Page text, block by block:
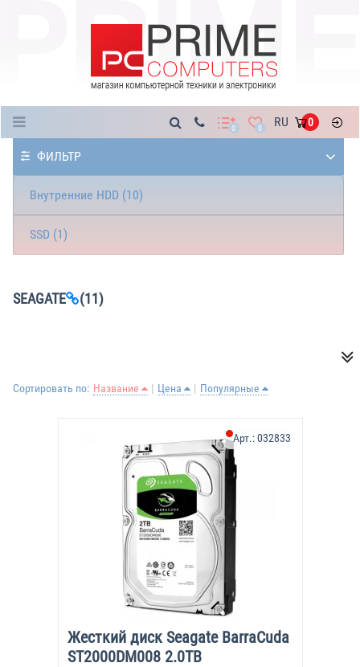
0 0 RU 0
ФИЛЬТР
Внутренние HDD (10)
SSD (1)
SEAGATE (11)
Сортировать по: Название Цена Популярные
Жесткий диск Seagate BarraCuda
ST2000DM008 2.0TB
Арт.:032833